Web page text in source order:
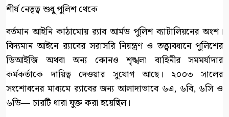
শীর্ষ নেতৃত্ব শুধু পুলিশ থেকে
বর্তমান আইনি কাঠামোয় র‍্যাব আর্মড পুলিশ ব্যাটালিয়নের অংশ।
বিদ্যমান আইনে র‍্যাবের সরাসরি নিয়ন্ত্রণ ও তত্ত্বাবধানে পুলিশের
ডিআইজি অথবা অন্য কোনও শৃঙ্খলা বাহিনীর সমমর্যাদার
কর্মকর্তাকে দায়িত্ব দেওয়ার সুযোগ আছে। ২০০৩ সালের
সংশোধনের মাধ্যমে র‍্যাবের জন্য আলাদাভাবে ৬এ, ৬বি, ৬সি ও
৬ডি— চারটি ধারা যুক্ত করা হয়েছিল।